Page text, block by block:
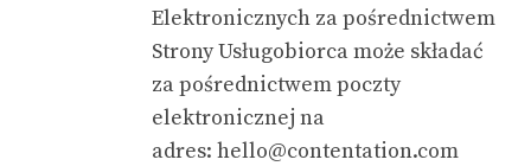
Elektronicznych za pośrednictwem
Strony Usługobiorca może składać
za pośrednictwem poczty
elektronicznej na
adres: hello@contentation.com